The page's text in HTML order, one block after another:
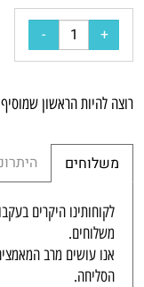
רוצה להיות הראשון
משלוחים
לקוחותינו היקרים
משלוחים.
אנו עושים מרב
הסליחה.